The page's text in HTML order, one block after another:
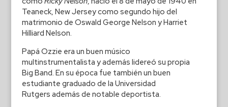
Teaneck, New Jersey como segundo hijo del
matrimonio de Oswald George Nelson y Harriet
Hilliard Nelson.
Papá Ozzie era un buen músico
multinstrumentalista y además lidereó su propia
Big Band. En su época fue también un buen
estudiante graduado de la Universidad
Rutgers además de notable deportista.